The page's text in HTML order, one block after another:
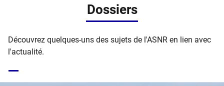
Dossiers
Découvrez quelques-uns des sujets de l'ASNR en lien avec
l'actualité.